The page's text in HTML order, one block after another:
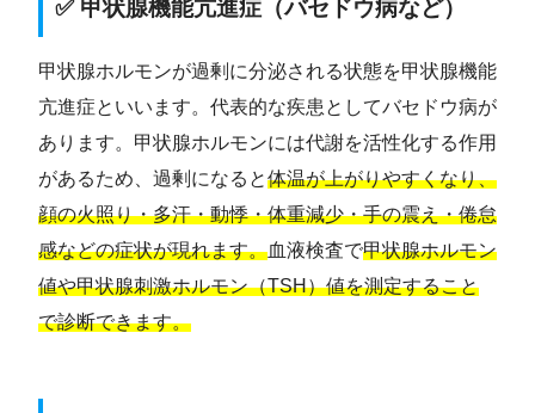
✅ 甲状腺機能亢進症（バセドウ病など）
甲状腺ホルモンが過剰に分泌される状態を甲状腺機能
亢進症といいます。代表的な疾患としてバセドウ病が
あります。甲状腺ホルモンには代謝を活性化する作用
があるため、過剰になると体温が上がりやすくなり、
顔の火照り・多汗・動悸・体重減少・手の震え・倦怠
感などの症状が現れます。血液検査で甲状腺ホルモン
値や甲状腺刺激ホルモン（TSH）値を測定すること
で診断できます。